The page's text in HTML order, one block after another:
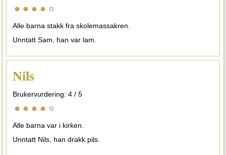
Alle barna stakk fra skolemassakren.
Unntatt Sam, han var lam.
Nils
Brukervurdering:4 /5
Alle barna var i kirken.
Unntatt Nils, han drakk pils.